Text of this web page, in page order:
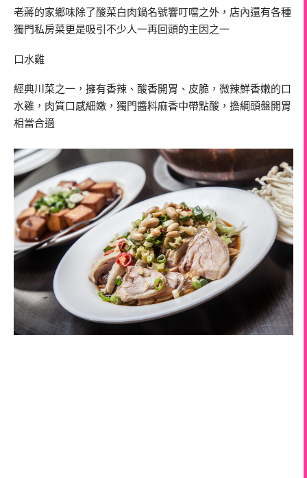
老蔣的家鄉味除了酸菜白肉鍋名號響叮噹之外，店內還有各種
獨門私房菜更是吸引不少人一再回頭的主因之一
口水雞
經典川菜之一，擁有香辣、酸香開胃、皮脆，微辣鮮香嫩的口
水雞，肉質口感細嫩，獨門醬料麻香中帶點酸，擔綱頭盤開胃
相當合適